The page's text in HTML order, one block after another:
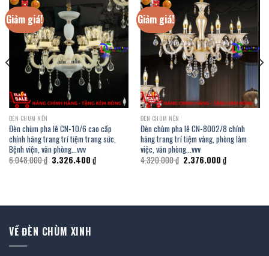
Giảm giá!
ĐÈN CHÙM NẾN
Đèn chùm pha lê CN-10/6 cao cấp
chính hãng trang trí tiệm trang sức,
Bệnh viện, văn phòng…vvv
6.048.000₫ Giá
gốc
3.326.400 ₫Giá
hiện
Giảm giá!
ĐÈN CHÙM NẾN
Đèn chùm pha lê CN-8002/8 chính
hãng trang trí tiệm vàng, phòng làm
việc, văn phòng…vvv
4.320.000₫ Giá
gốc
2.376.000 ₫Giá
hiện
VỀ ĐÈN CHÙM XINH